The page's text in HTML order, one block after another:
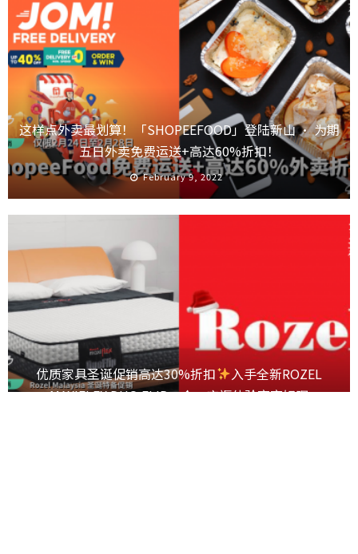
这样点外卖最划算！「SHOPEEFOOD」登陆新山 · 为期
五日外卖免费运送+高达60%折扣！
February 9, 2022
优质家具圣诞促销高达30%折扣
入手全新ROZEL
MAXIFLEX DUO FLIP二合一床褥体验夜夜好眠